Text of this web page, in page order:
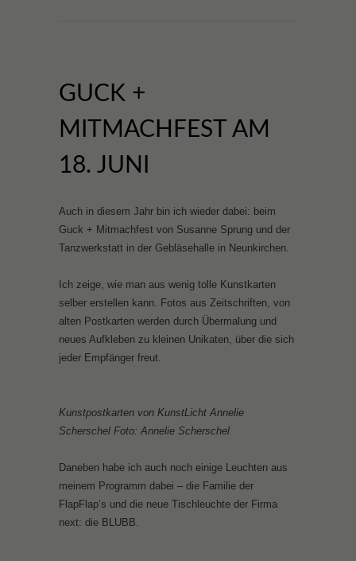
GUCK +
MITMACHFEST AM
18. JUNI
Auch in diesem Jahr bin ich wieder dabei: beim
Guck + Mitmachfest von Susanne Sprung und der
Tanzwerkstatt in der Gebläsehalle in Neunkirchen.
Ich zeige, wie man aus wenig tolle Kunstkarten
selber erstellen kann. Fotos aus Zeitschriften, von
alten Postkarten werden durch Übermalung und
neues Aufkleben zu kleinen Unikaten, über die sich
jeder Empfänger freut.
Kunstpostkarten von KunstLicht Annelie
Scherschel Foto: Annelie Scherschel
Daneben habe ich auch noch einige Leuchten aus
meinem Programm dabei – die Familie der
FlapFlap’s und die neue Tischleuchte der Firma
next: die BLUBB.